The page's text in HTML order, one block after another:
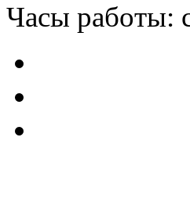
Часы работы: